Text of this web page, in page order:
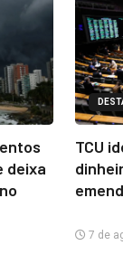
deixa
TCU
7 de